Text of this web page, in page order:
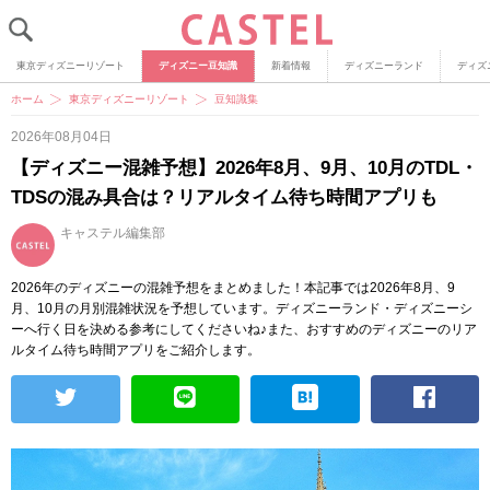
東京ディズニーリゾート ディズニー豆知識 新着情報 ディズニーランド ディズ
ホーム 東京ディズニーリゾート 豆知識集
2026年08月04日
【ディズニー混雑予想】2026年8月、9月、10月のTDL・
TDSの混み具合は？リアルタイム待ち時間アプリも
キャステル編集部
2026年のディズニーの混雑予想をまとめました！本記事では2026年8月、9
月、10月の月別混雑状況を予想しています。ディズニーランド・ディズニーシ
ーへ行く日を決める参考にしてくださいね♪また、おすすめのディズニーのリア
ルタイム待ち時間アプリをご紹介します。